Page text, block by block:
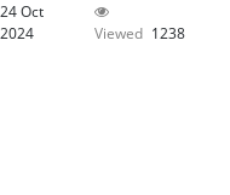
24 Oct
2024
Viewed 1238